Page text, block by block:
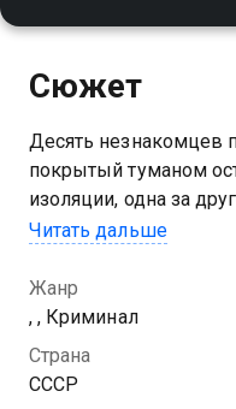
Сюжет
Десять незнакомцев
покрытый туманом
изоляции, одна за
тайны - все они
детском стишке
Читать дальше
Жанр
, , Криминал
Страна
СССР